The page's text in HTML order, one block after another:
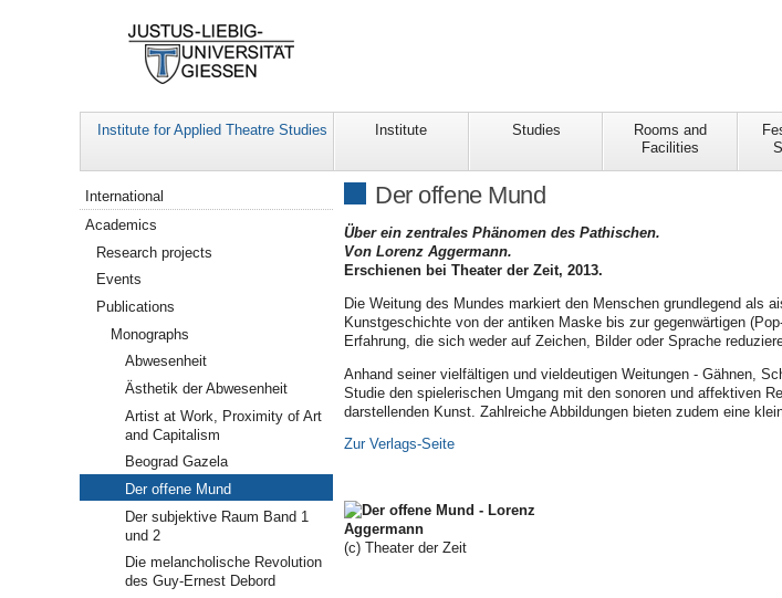
Institute for Applied Theatre Studies Institute Studies
Rooms and
Facilities
Der offene Mund
Über ein zentrales Phänomen des Pathischen.
Von Lorenz Aggermann.
Erschienen bei Theater der Zeit, 2013.
Die Weitung des Mundes markiert den Menschen grundlegend als
Kunstgeschichte von der antiken Maske bis zur gegenwärtigen
Erfahrung, die sich weder auf Zeichen, Bilder oder Sprache
Anhand seiner vielfältigen und vieldeutigen Weitungen - Gähnen,
Studie den spielerischen Umgang mit den sonoren und affektiven
darstellenden Kunst. Zahlreiche Abbildungen bieten zudem eine
Zur Verlags-Seite
(c) Theater der Zeit
Navigation
International
Academics
Research projects
Events
Publications
Monographs
Abwesenheit
Ästhetik der Abwesenheit
Artist at Work, Proximity of Art
and Capitalism
Beograd Gazela
Der offene Mund
Der subjektive Raum Band 1
und 2
Die melancholische Revolution
des Guy-Ernest Debord